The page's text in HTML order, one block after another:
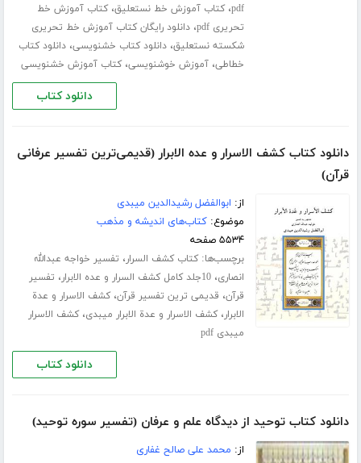
pdf،کتاب آموزش خط نستعلیق،کتاب آموزش خط
تحریری pdf
،دانلود رایگان کتاب آموزش خط تحریری
شکسته نستعلیق،دانلود کتاب خشنویسی،دانلود کتاب
خطاطی،آموزش خوشنویسی،کتاب آموزش خشنویسی
دانلود کتاب
دانلود کتاب کشف الاسرار و عده الابرار (قدیمی‌ترین تفسیر عرفانی
قرآن)
از: ابوالفضل رشیدالدین میبدی
موضوع:کتاب‌های اندیشه و مذهب
۵۵۳۴ صفحه
برچسب‌ها:کتاب کشف السرار، تفسیر خواجه عبدالله
انصاری،10جلد کامل کشف السرار و عده الابرار ، تفسیر
قرآن، قدیمی ترین تفسیر قرآن،کشف الاسرار و عدة
الابرار،کشف الاسرار و عدة الابرار میبدی،کشف الاسرار
میبدی pdf
دانلود کتاب
دانلود کتاب توحید از دیدگاه علم و عرفان (تفسیر سوره توحید)
از: محمد علی صالح غفاری